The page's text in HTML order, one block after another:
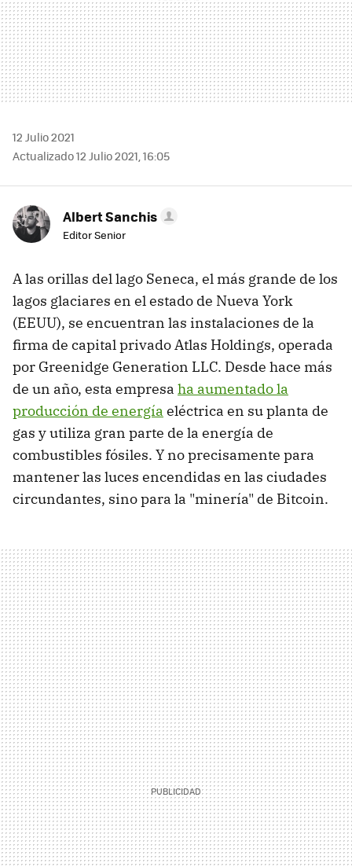
12 Julio 2021
Actualizado 12 Julio 2021, 16:05
Albert Sanchis
Editor Senior
A las orillas del lago Seneca, el más grande de los
lagos glaciares en el estado de Nueva York
(EEUU), se encuentran las instalaciones de la
firma de capital privado Atlas Holdings, operada
por Greenidge Generation LLC. Desde hace más
de un año, esta empresa ha aumentado la
producción de energía eléctrica en su planta de
gas y utiliza gran parte de la energía de
combustibles fósiles. Y no precisamente para
mantener las luces encendidas en las ciudades
circundantes, sino para la "minería" de Bitcoin.